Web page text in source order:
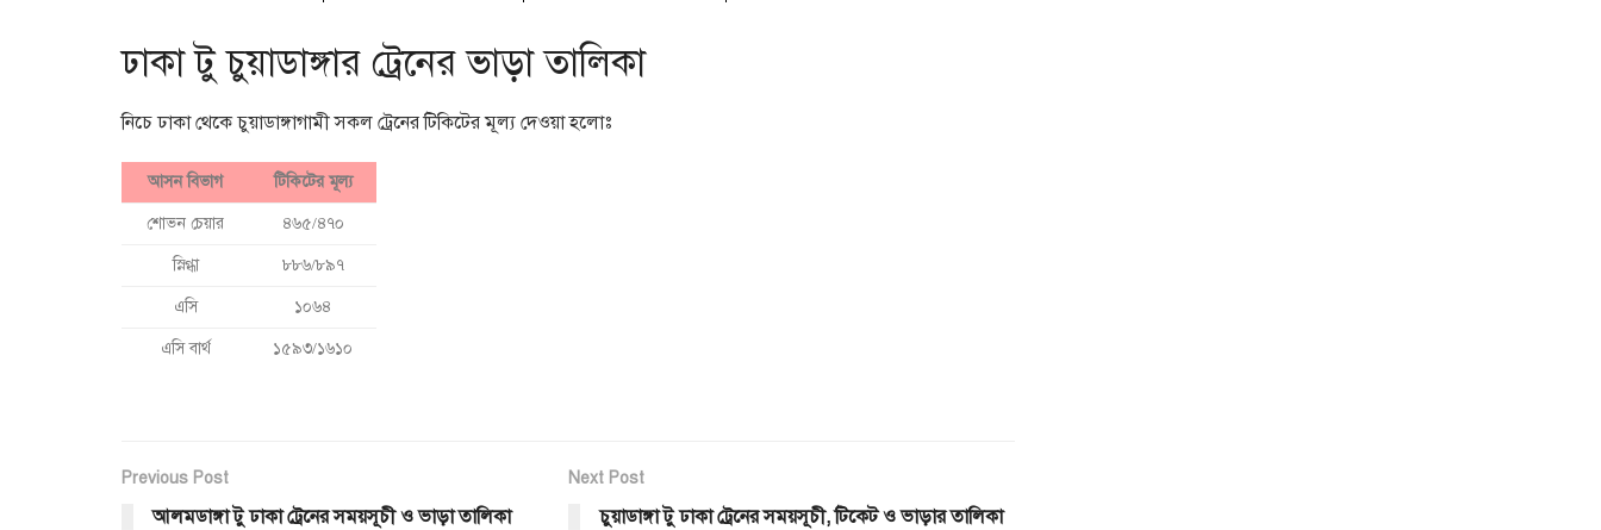
ঢাকা টু চুয়াডাঙ্গার ট্রেনের ভাড়া তালিকা
নিচে ঢাকা থেকে চুয়াডাঙ্গাগামী সকল ট্রেনের টিকিটের মূল্য দেওয়া হলোঃ
আসন বিভাগ টিকিটের মূল্য
শোভন চেয়ার ৪৬৫/৪৭০
স্নিগ্ধা ৮৮৬/৮৯৭
এসি ১০৬৪
এসি বার্থ ১৫৯৩/১৬১০
Previous Post
আলমডাঙ্গা টু ঢাকা ট্রেনের সময়সূচী ও ভাড়া তালিকা
Next Post
চুয়াডাঙ্গা টু ঢাকা ট্রেনের সময়সূচী, টিকেট ও ভাড়ার তালিকা